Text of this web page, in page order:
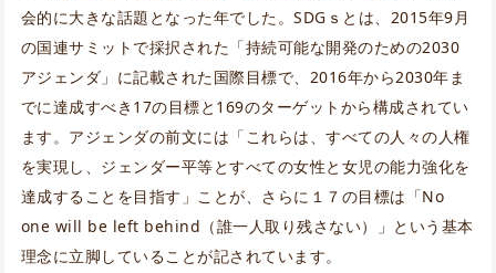
会的に大きな話題となった年でした。SDGｓとは、2015年9月
の国連サミットで採択された「持続可能な開発のための2030
アジェンダ」に記載された国際目標で、2016年から2030年ま
でに達成すべき17の目標と169のターゲットから構成されてい
ます。アジェンダの前文には「これらは、すべての人々の人権
を実現し、ジェンダー平等とすべての女性と女児の能力強化を
達成することを目指す」ことが、さらに１７の目標は「No
one will be left behind（誰一人取り残さない）」という基本
理念に立脚していることが記されています。